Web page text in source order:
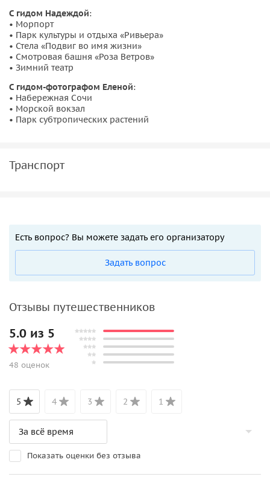
С гидом Надеждой:
• Морпорт
• Парк культуры и отдыха «Ривьера»
• Стела «Подвиг во имя жизни»
• Смотровая башня «Роза Ветров»
• Зимний театр
С гидом-фотографом Еленой:
• Набережная Сочи
• Морской вокзал
• Парк субтропических растений
Транспорт
Есть вопрос? Вы можете задать его организатору
Задать вопрос
Отзывы путешественников
5.0 из 5
48 оценок
5 4 3 2 1
Показать оценки без отзыва